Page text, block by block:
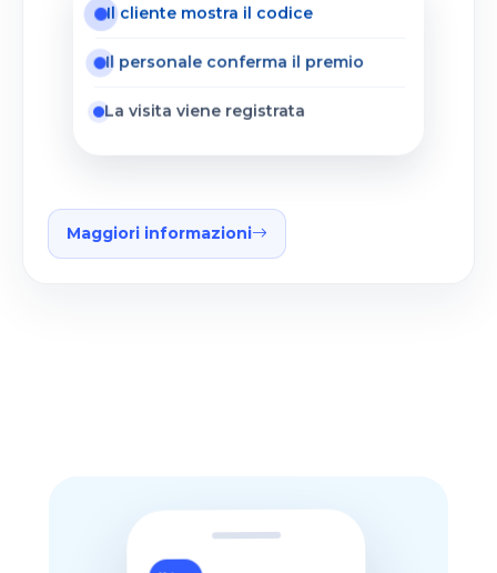
Il cliente mostra il codice
Il personale conferma il premio
La visita viene registrata
Maggiori informazioni